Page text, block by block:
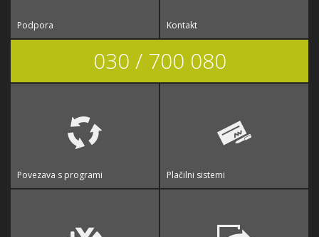
Podpora Kontakt
030 / 700 080
Povezava s programi Plačilni sistemi